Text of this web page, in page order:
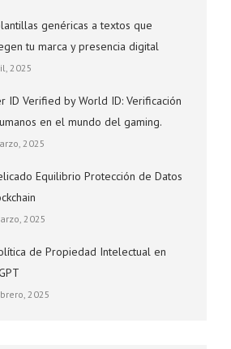
genéricas a textos que
tu marca y presencia digital
2025
ID Verified by World ID: Verificación
en el mundo del gaming.
2025
Equilibrio Protección de Datos
2025
de Propiedad Intelectual en
2025